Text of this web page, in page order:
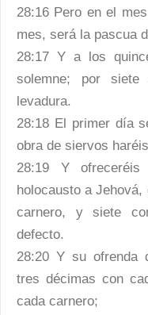
28:16 Pero en el
mes, será la pascua
28:17 Y a los
solemne; por
levadura.
28:18 El primer día
obra de siervos
28:19 Y ofreceréis
holocausto a
carnero, y siete
defecto.
28:20 Y su ofrenda
tres décimas con
cada carnero;